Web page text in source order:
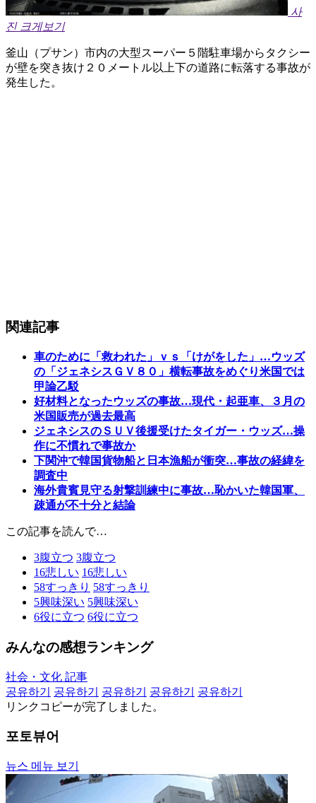
사
진 크게보기
釜山（プサン）市内の大型スーパー５階駐車場からタクシー
が壁を突き抜け２０メートル以上下の道路に転落する事故が
発生した。
関連記事
車のために「救われた」ｖｓ「けがをした」…ウッズ
の「ジェネシスＧＶ８０」横転事故をめぐり米国では
甲論乙駁
好材料となったウッズの事故…現代・起亜車、３月の
米国販売が過去最高
ジェネシスのＳＵＶ後援受けたタイガー・ウッズ…操
作に不慣れで事故か
下関沖で韓国貨物船と日本漁船が衝突…事故の経緯を
調査中
海外貴賓見守る射撃訓練中に事故…恥かいた韓国軍、
疎通が不十分と結論
この記事を読んで…
3腹立つ 3腹立つ
16悲しい 16悲しい
58すっきり 58すっきり
5興味深い 5興味深い
6役に立つ 6役に立つ
みんなの感想ランキング
社会・文化 記事
공유하기
공유하기 공유하기 공유하기
공유하기
リンクコピーが完了しました。
포토뷰어
뉴스 메뉴 보기